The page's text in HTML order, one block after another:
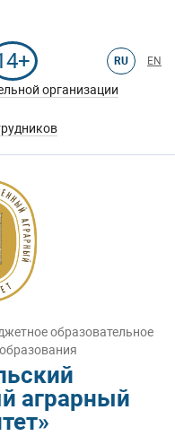
RU EN
организации
образовательное
аграрный